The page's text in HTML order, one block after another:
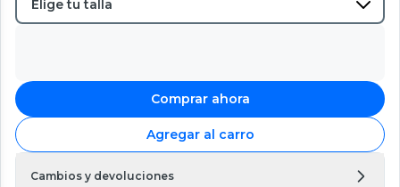
Comprar ahora
Agregar al carro
Cambios y devoluciones